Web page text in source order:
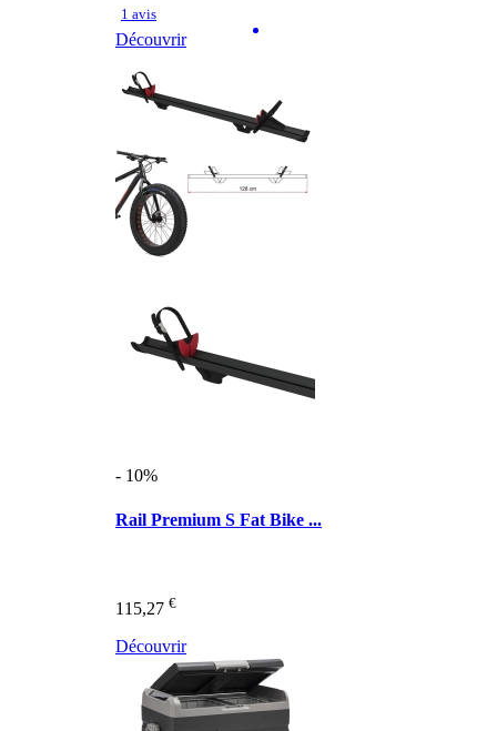
1 avis
Découvrir
- 10%
Rail Premium S Fat Bike ...
115,27 €
Découvrir